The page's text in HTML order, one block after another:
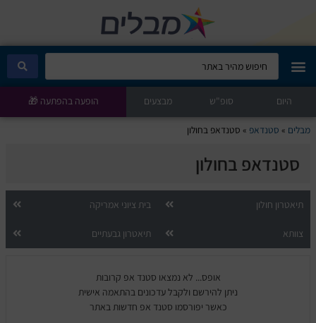
מבלים קלאב
הופעות היום
סטנדאפ
הצגות ילדים
הופעות חיות
היום סופ"ש מבצעים הופעה בהפתעה 🎁
מבלים » סטנדאפ » סטנדאפ בחולון
סטנדאפ בחולון
תיאטרון חולון בית ציוני אמריקה
צוותא תיאטרון גבעתיים
אופס... לא נמצאו סטנד אפ קרובות
ניתן להירשם ולקבל עדכונים בהתאמה אישית
כאשר יפורסמו סטנד אפ חדשות באתר